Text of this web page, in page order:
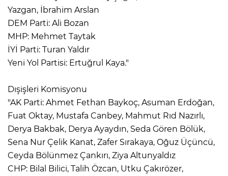
Yazgan, İbrahim Arslan
DEM Parti: Ali Bozan
MHP: Mehmet Taytak
İYİ Parti: Turan Yaldır
Yeni Yol Partisi: Ertuğrul Kaya."
Dışişleri Komisyonu
"AK Parti: Ahmet Fethan Baykoç, Asuman Erdoğan,
Fuat Oktay, Mustafa Canbey, Mahmut Rıd Nazırlı,
Derya Bakbak, Derya Ayaydın, Seda Gören Bölük,
Sena Nur Çelik Kanat, Zafer Sırakaya, Oğuz Üçüncü,
Ceyda Bölünmez Çankırı, Ziya Altunyaldız
CHP: Bilal Bilici, Talih Özcan, Utku Çakırözer,